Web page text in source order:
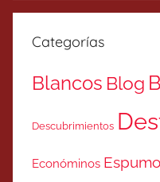
Categorías
Blancos Blog
Descubrimientos
Económinos